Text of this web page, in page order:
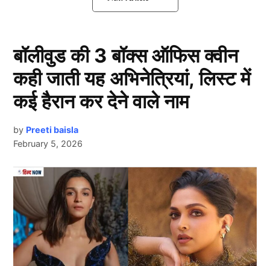
संजु सैमसन होंगे बाहर
Sanju Samson
एशिया कप 2025 के सुपर-4 में भारत का पहला मैच 21 सितंबर को
पाकिस्तान के खिलाफ दुबई क्रिकेट स्टेडियम में खेला जाना है।
Next Article
बॉलीवुड की 3 बॉक्स ऑफिस क्वीन
कही जाती यह अभिनेत्रियां, लिस्ट में
कई हैरान कर देने वाले नाम
by Preeti baisla
February 5, 2026